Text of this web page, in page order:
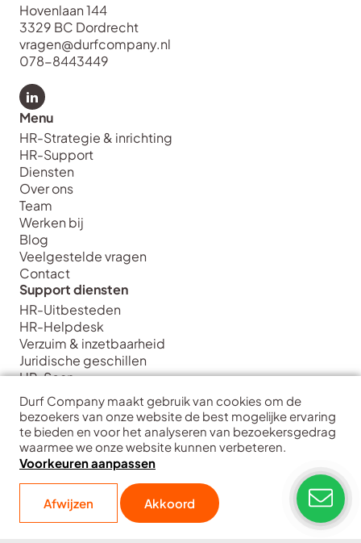
Durf Company maakt gebruik van cookies om de
bezoekers van onze website de best mogelijke ervaring
te bieden en voor het analyseren van bezoekersgedrag
waarmee we onze website kunnen verbeteren.
Voorkeuren aanpassen
Afwijzen Akkoord
Hovenlaan 144
3329 BC Dordrecht
vragen@durfcompany.nl
078-8443449
Bekijk LinkedIn van Durf Company
Menu
HR-Strategie & inrichting
HR-Support
Diensten
Over ons
Team
Werken bij
Blog
Veelgestelde vragen
Contact
Support diensten
HR-Uitbesteden
HR-Helpdesk
Verzuim & inzetbaarheid
Juridische geschillen
HR-Scan
Strategie diensten
HR Strategie & Inrichting
HR Transformatie & Implementatie
HR Training & Coaching
HR Data & Analytics
Interim HR
Durf Company | Hart voor ondernemers